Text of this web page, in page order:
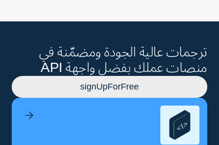
ترجمات عالية الجودة ومضمّنة في
منصات عملك بفضل واجهة API
signUpForFree